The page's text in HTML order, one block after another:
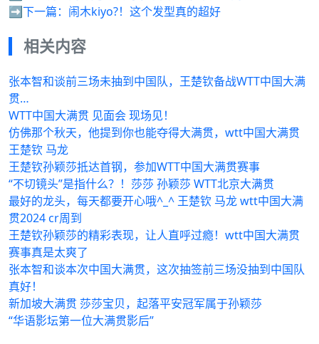
➡️下一篇： 闹木kiyo?！这个发型真的超好
相关内容
张本智和谈前三场未抽到中国队，王楚钦备战WTT中国大满
贯…
WTT中国大满贯 见面会 现场见！
仿佛那个秋天，他提到你也能夺得大满贯，wtt中国大满贯
王楚钦 马龙
王楚钦孙颖莎抵达首钢，参加WTT中国大满贯赛事
“不切镜头”是指什么？！莎莎 孙颖莎 WTT北京大满贯
最好的龙头，每天都要开心哦^_^ 王楚钦 马龙 wtt中国大满
贯2024 cr周到
王楚钦孙颖莎的精彩表现，让人直呼过瘾！wtt中国大满贯
赛事真是太爽了
张本智和谈本次中国大满贯，这次抽签前三场没抽到中国队
真好！
新加坡大满贯 莎莎宝贝，起落平安冠军属于孙颖莎
“华语影坛第一位大满贯影后”